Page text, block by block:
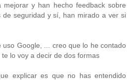
mejorar y han hecho feedback sobre
de seguridad y sí, han mirado a ver si
uso Google, ... creo que lo he contado
lo voy a decir de dos formas
explicar es que no has entendido